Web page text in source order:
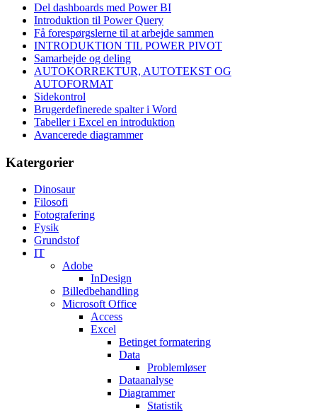
Del dashboards med Power BI
Introduktion til Power Query
Få forespørgslerne til at arbejde sammen
INTRODUKTION TIL POWER PIVOT
Samarbejde og deling
AUTOKORREKTUR, AUTOTEKST OG
AUTOFORMAT
Sidekontrol
Brugerdefinerede spalter i Word
Tabeller i Excel en introduktion
Avancerede diagrammer
Katergorier
Dinosaur
Filosofi
Fotografering
Fysik
Grundstof
IT
Adobe
InDesign
Billedbehandling
Microsoft Office
Access
Excel
Betinget formatering
Data
Problemløser
Dataanalyse
Diagrammer
Statistik